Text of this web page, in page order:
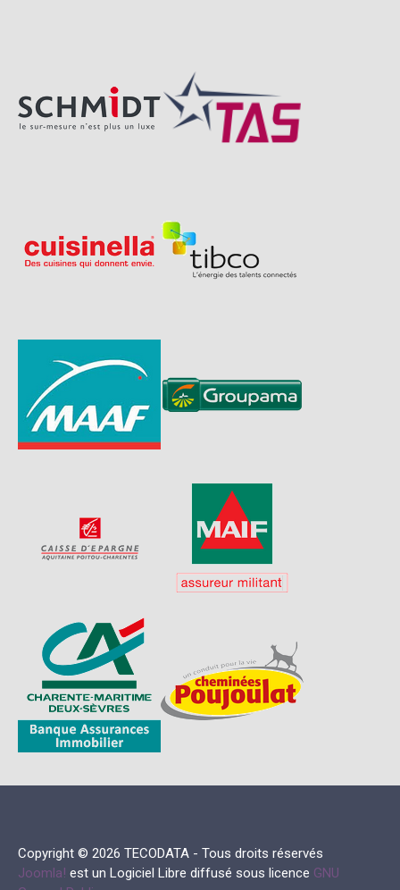
Copyright © 2026 TECODATA - Tous droits réservés
Joomla! est un Logiciel Libre diffusé sous licence GNU